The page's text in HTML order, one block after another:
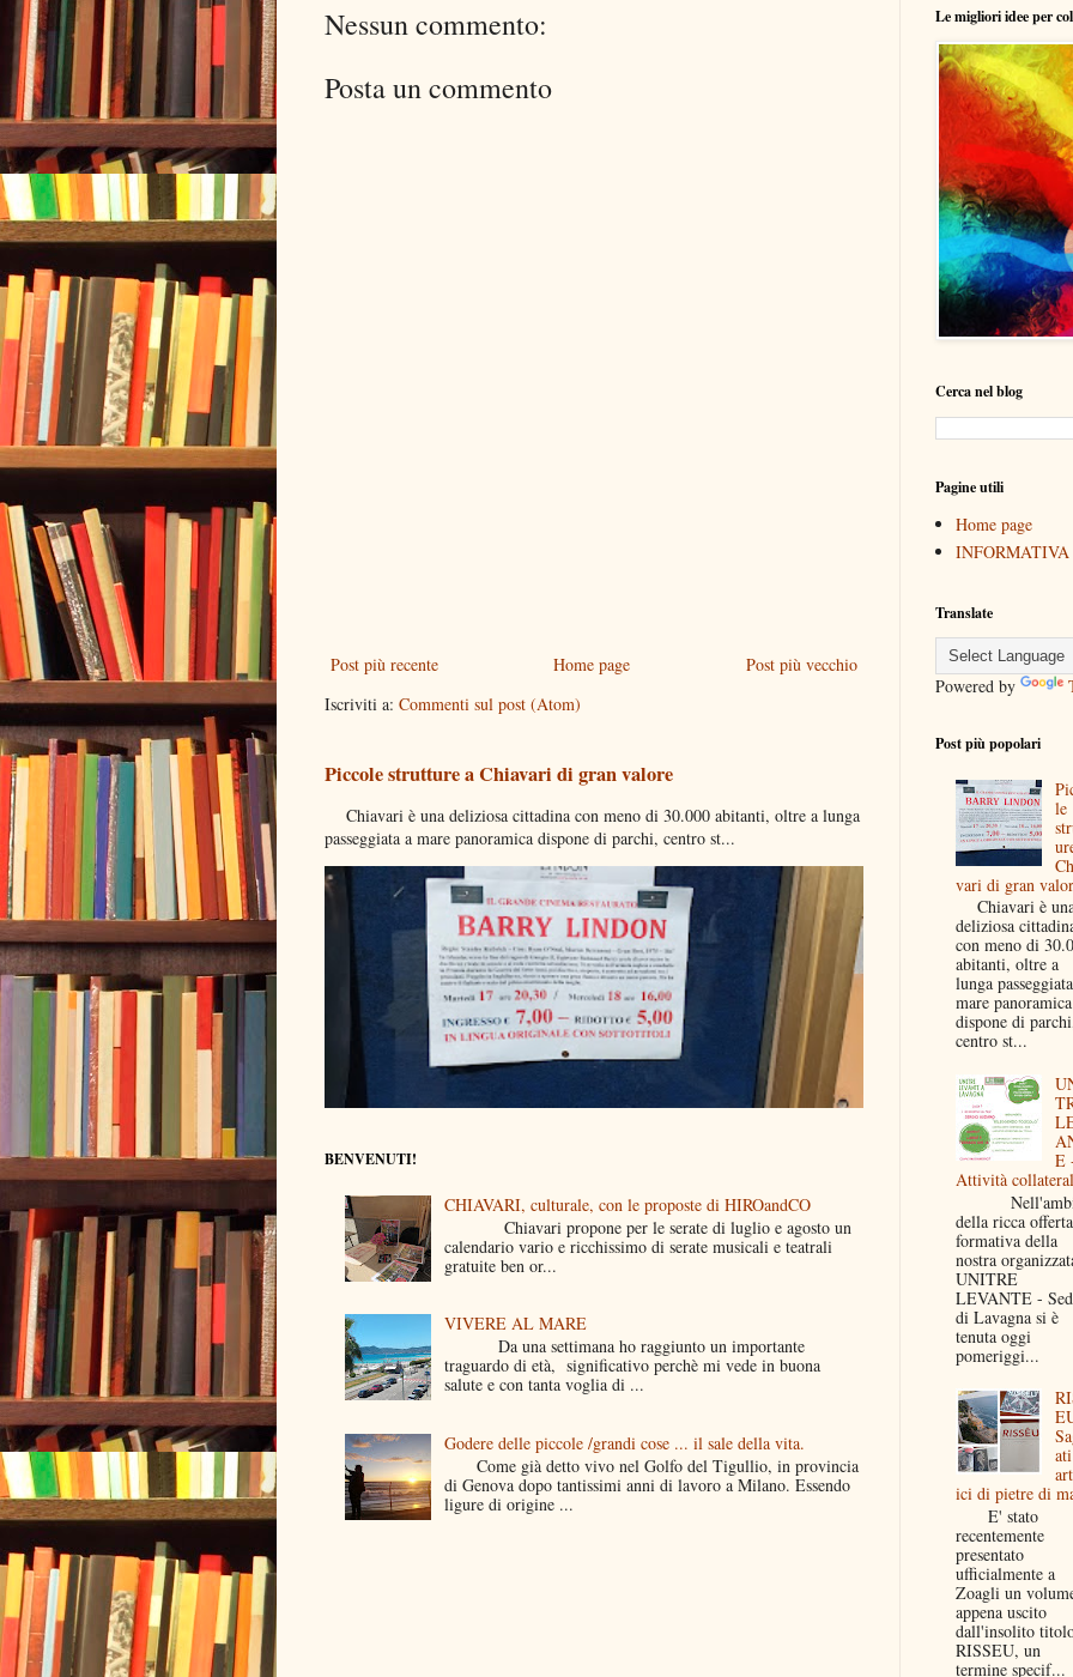
Nessun commento:
Posta un commento
Post più recente Post più vecchio
Home page
Iscriviti a: Commenti sul post (Atom)
Piccole strutture a Chiavari di gran valore
Chiavari è una deliziosa cittadina con meno di 30.000 abitanti, oltre a lunga
passeggiata a mare panoramica dispone di parchi, centro st...
BENVENUTI!
CHIAVARI, culturale, con le proposte di HIROandCO
Chiavari propone per le serate di luglio e agosto un
calendario vario e ricchissimo di serate musicali e teatrali
gratuite ben or...
VIVERE AL MARE
Da una settimana ho raggiunto un importante
traguardo di età, significativo perchè mi vede in buona
salute e con tanta voglia di ...
Godere delle piccole /grandi cose ... il sale della vita.
Come già detto vivo nel Golfo del Tigullio, in provincia
di Genova dopo tantissimi anni di lavoro a Milano. Essendo
ligure di origine ...
Le migliori idee per
Cerca nel blog
Pagine utili
Home page
INFORMATIVA
Translate
Powered by
Post più popolari
le
vari di gran
Chiavari è
deliziosa
con meno di
abitanti, oltre a
lunga
mare panoramica
dispone di
centro st...
E
Attività
della ricca offerta
formativa della
nostra
UNITRE
LEVANTE -
di Lavagna si è
tenuta oggi
pomeriggi...
ati
ici di pietre di
E' stato
recentemente
presentato
ufficialmente a
Zoagli un
appena uscito
dall'insolito
RISSEU, un
termine specif...